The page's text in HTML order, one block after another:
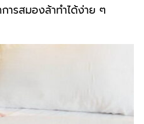
ารสมองล้าทำได้ง่าย ๆ